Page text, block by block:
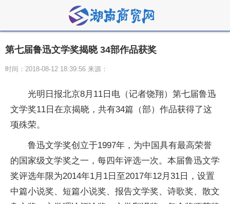
第七届鲁迅文学奖揭晓 34部作品获奖
时间：2018-08-12 18:39:56 来源：
光明日报北京8月11日电（记者饶翔）第七届鲁迅
文学奖11日在京揭晓，共有34篇（部）作品获得了这
项殊荣。
鲁迅文学奖创立于1997年，为中国具有最高荣誉
的国家级文学奖之一，每四年评选一次。本届鲁迅文学
奖评选年限为2014年1月1日至2017年12月31日，设置
中篇小说奖、短篇小说奖、报告文学奖、诗歌奖、散文